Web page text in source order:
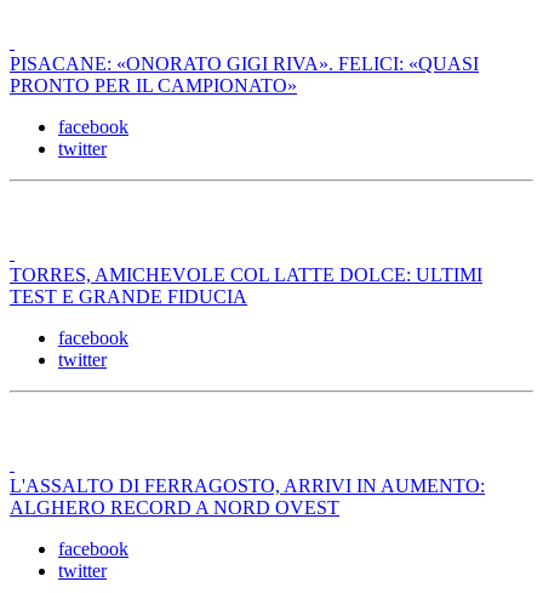
PISACANE: «ONORATO GIGI RIVA». FELICI: «QUASI
PRONTO PER IL CAMPIONATO»
facebook
twitter
TORRES, AMICHEVOLE COL LATTE DOLCE: ULTIMI
TEST E GRANDE FIDUCIA
facebook
twitter
L'ASSALTO DI FERRAGOSTO, ARRIVI IN AUMENTO:
ALGHERO RECORD A NORD OVEST
facebook
twitter